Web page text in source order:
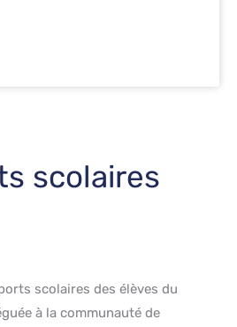
scolaires
scolaires des élèves du
à la communauté de